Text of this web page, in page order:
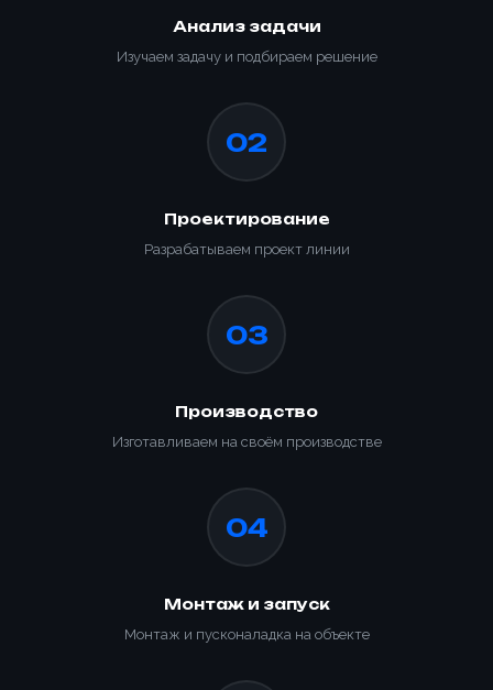
Анализ задачи
Изучаем задачу и подбираем решение
02
Проектирование
Разрабатываем проект линии
03
Производство
Изготавливаем на своём производстве
04
Монтаж и запуск
Монтаж и пусконаладка на объекте
📎 Прикрепить реквизиты
Заказать
Отправить заявку